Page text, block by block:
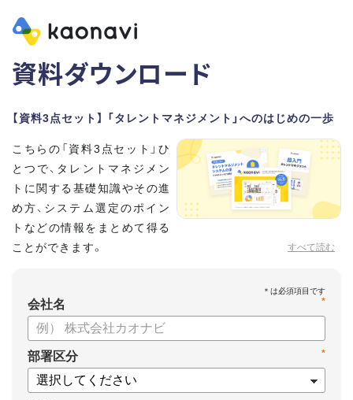
資料ダウンロード
【資料3点セット】 「タレントマネジメント」へのはじめの一歩
すべて読む
こちらの「資料3点セット」ひ
とつで、タレントマネジメン
トに関する基礎知識やその進
め方、システム選定のポイン
トなどの情報をまとめて得る
ことができます。
【資料セット内容】
・超入門タレントマネジメント
・タレントマネジメントシステムの選び方
・タレントマネジメントシステム「カオナビ」の説明資料
*
会社名
*
部署区分